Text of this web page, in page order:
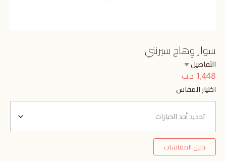
سوار وِهاج سيرنتي
التفاصيل
1,448 د.ب
اختيار المقاس
دليل المقاسات